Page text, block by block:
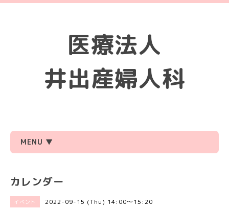
医療法人
井出産婦人科
MENU ▼
カレンダー
イベント 2022-09-15 (Thu) 14:00～15:20